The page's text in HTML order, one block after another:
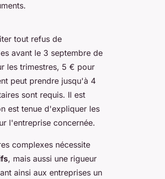
tout refus de
avant le 3 septembre de
les trimestres, 5 € pour
peut prendre jusqu'à 4
sont requis. Il est
est tenue d'expliquer les
l'entreprise concernée.
complexes nécessite
, mais aussi une rigueur
ainsi aux entreprises un